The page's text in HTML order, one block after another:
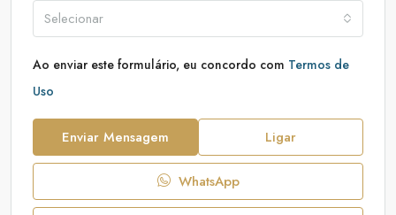
Selecionar
Ao enviar este formulário, eu concordo com Termos de
Uso
Enviar Mensagem Ligar
WhatsApp